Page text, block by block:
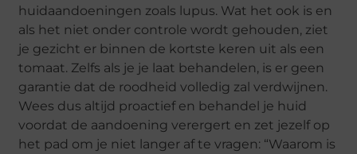
huidaandoeningen zoals lupus. Wat het ook is en
als het niet onder controle wordt gehouden, ziet
je gezicht er binnen de kortste keren uit als een
tomaat. Zelfs als je je laat behandelen, is er geen
garantie dat de roodheid volledig zal verdwijnen.
Wees dus altijd proactief en behandel je huid
voordat de aandoening verergert en zet jezelf op
het pad om je niet langer af te vragen: “Waarom is